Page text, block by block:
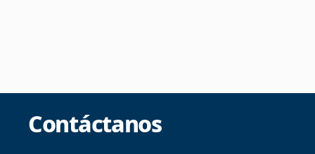
Contáctanos